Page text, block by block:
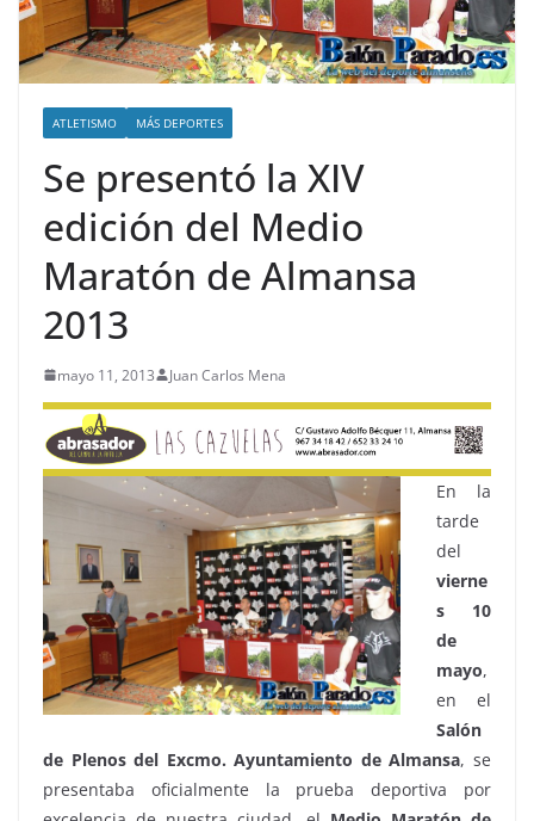
ATLETISMO MÁS DEPORTES
Se presentó la XIV
edición del Medio
Maratón de Almansa
2013
mayo 11, 2013 Juan Carlos Mena
En la
tarde
del
vierne
s 10
de
mayo,
en el
Salón
de Plenos del Excmo. Ayuntamiento de Almansa, se
presentaba oficialmente la prueba deportiva por